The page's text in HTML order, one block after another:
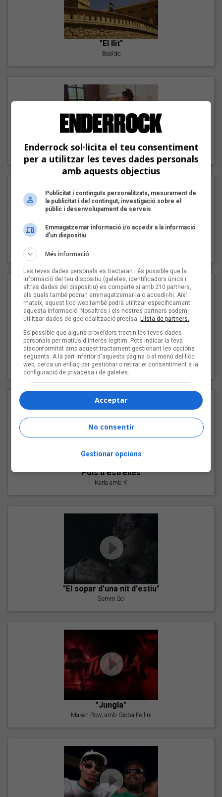
"El llit"
Baaldo
"Lo bueno y lo malo"
Carmen y María
Pep Álvarez amb Joan Muntaner (Xanguito)
"Les cabres"
94 Rules amb Compte
"Pols d'estrelles"
Karla amb K
"El sopar d'una nit d'estiu"
Gemm Sol
"Jungla"
Maken Row, amb Gioba Fellini
Enderrock sol·licita el teu consentiment
per a utilitzar les teves dades personals
amb aquests objectius
Publicitat i continguts personalitzats, mesurament de
la publicitat i del contingut, investigació sobre el
públic i desenvolupament de serveis
Emmagatzemar informació i/o accedir a la informació
d’un dispositiu
Més informació
Les teves dades personals es tractaran i és possible que la
informació del teu dispositiu (galetes, identificadors únics i
altres dades del dispositiu) es comparteixi amb 210 partners,
els quals també podran emmagatzemar-la o accedir-hi. Així
mateix, aquest lloc web també podrà utilitzar específicament
aquesta informació. Nosaltres i els nostres partners podem
utilitzar dades de geolocalització precisa.Llista de partners.
És possible que alguns proveïdors tractin les teves dades
personals per motius d'interès legítim. Pots indicar la teva
disconformitat amb aquest tractament gestionant les opcions
següents. A la part inferior d'aquesta pàgina o al menú del lloc
web, cerca un enllaç per gestionar o retirar el consentiment a la
configuració de privadesa i de galetes.
Acceptar
No consentir
Gestionar opcions